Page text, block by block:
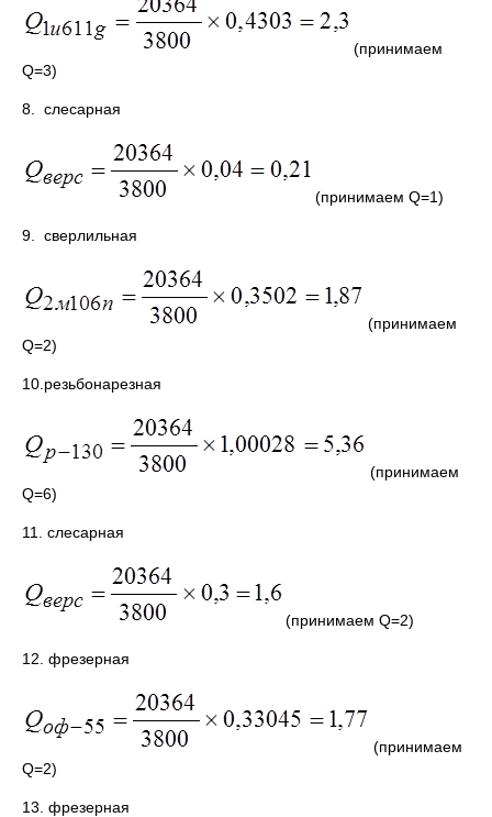
(принимаем
Q=3)
8. слесарная
(принимаем Q=1)
9. сверлильная
(принимаем
Q=2)
10.резьбонарезная
(принимаем
Q=6)
11. слесарная
(принимаем Q=2)
12. фрезерная
(принимаем
Q=2)
13. фрезерная